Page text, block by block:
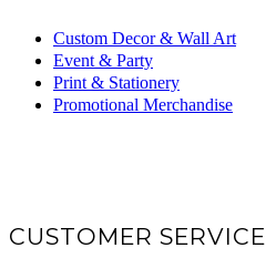
Custom Decor & Wall Art
Event & Party
Print & Stationery
Promotional Merchandise
CUSTOMER SERVICE